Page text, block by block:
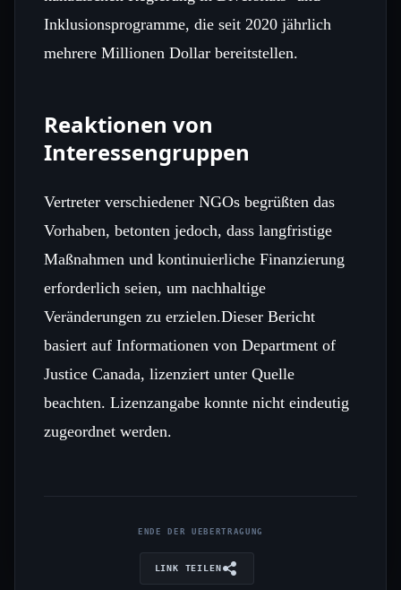
Inklusionsprogramme, die seit 2020 jährlich
mehrere Millionen Dollar bereitstellen.
Reaktionen von
Interessengruppen
Vertreter verschiedener NGOs begrüßten das
Vorhaben, betonten jedoch, dass langfristige
Maßnahmen und kontinuierliche Finanzierung
erforderlich seien, um nachhaltige
Veränderungen zu erzielen.Dieser Bericht
basiert auf Informationen von Department of
Justice Canada, lizenziert unter Quelle
beachten. Lizenzangabe konnte nicht eindeutig
zugeordnet werden.
ENDE DER UEBERTRAGUNG
LINK TEILEN